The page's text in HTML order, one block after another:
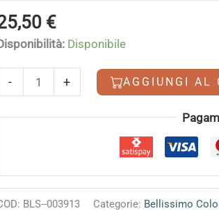
€
Disponibile
- + AGGIUNGI AL
BLS--003913 Categorie: Bellissimo